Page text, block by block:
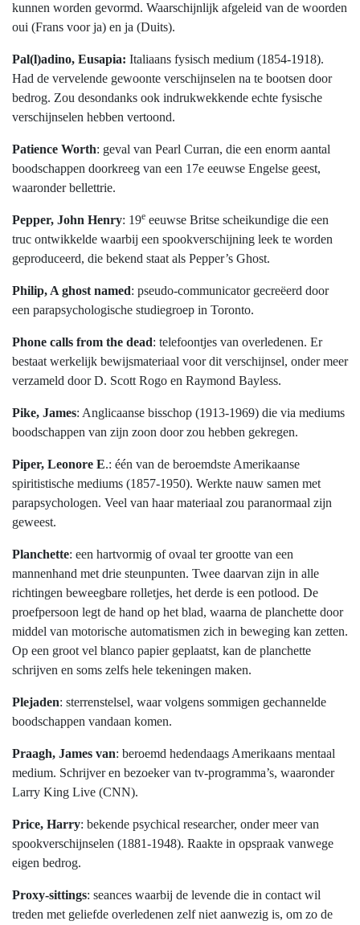
kunnen worden gevormd. Waarschijnlijk afgeleid van de woorden
oui (Frans voor ja) en ja (Duits).
Pal(l)adino, Eusapia: Italiaans fysisch medium (1854-1918).
Had de vervelende gewoonte verschijnselen na te bootsen door
bedrog. Zou desondanks ook indrukwekkende echte fysische
verschijnselen hebben vertoond.
Patience Worth: geval van Pearl Curran, die een enorm aantal
boodschappen doorkreeg van een 17e eeuwse Engelse geest,
waaronder bellettrie.
Pepper, John Henry: 19e eeuwse Britse scheikundige die een
truc ontwikkelde waarbij een spookverschijning leek te worden
geproduceerd, die bekend staat als Pepper’s Ghost.
Philip, A ghost named: pseudo-communicator gecreëerd door
een parapsychologische studiegroep in Toronto.
Phone calls from the dead: telefoontjes van overledenen. Er
bestaat werkelijk bewijsmateriaal voor dit verschijnsel, onder meer
verzameld door D. Scott Rogo en Raymond Bayless.
Pike, James: Anglicaanse bisschop (1913-1969) die via mediums
boodschappen van zijn zoon door zou hebben gekregen.
Piper, Leonore E.: één van de beroemdste Amerikaanse
spiritistische mediums (1857-1950). Werkte nauw samen met
parapsychologen. Veel van haar materiaal zou paranormaal zijn
geweest.
Planchette: een hartvormig of ovaal ter grootte van een
mannenhand met drie steunpunten. Twee daarvan zijn in alle
richtingen beweegbare rolletjes, het derde is een potlood. De
proefpersoon legt de hand op het blad, waarna de planchette door
middel van motorische automatismen zich in beweging kan zetten.
Op een groot vel blanco papier geplaatst, kan de planchette
schrijven en soms zelfs hele tekeningen maken.
Plejaden: sterrenstelsel, waar volgens sommigen gechannelde
boodschappen vandaan komen.
Praagh, James van: beroemd hedendaags Amerikaans mentaal
medium. Schrijver en bezoeker van tv-programma’s, waaronder
Larry King Live (CNN).
Price, Harry: bekende psychical researcher, onder meer van
spookverschijnselen (1881-1948). Raakte in opspraak vanwege
eigen bedrog.
Proxy-sittings: seances waarbij de levende die in contact wil
treden met geliefde overledenen zelf niet aanwezig is, om zo de